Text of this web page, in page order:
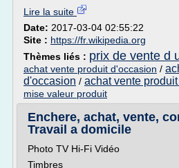
Lire la suite
Date: 2017-03-04 02:55:22
Site : https://fr.wikipedia.org
Thèmes liés : prix de vente d
achat vente produit d'occasion /
d'occasion / achat vente
mise valeur produit
Enchere, achat, vente,
Travail a domicile
Photo TV Hi-Fi Vidéo
Timbres